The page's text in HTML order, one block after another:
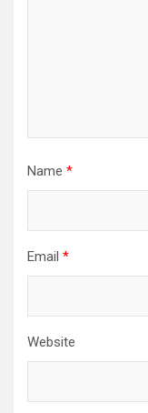
Name *
Email *
Website